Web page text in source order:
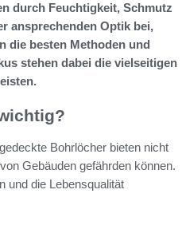
durch Feuchtigkeit, Schmutz
ansprechenden Optik bei,
die besten Methoden und
stehen dabei die vielseitigen
Bohrlöcher bieten nicht
Gebäuden gefährden können.
und die Lebensqualität